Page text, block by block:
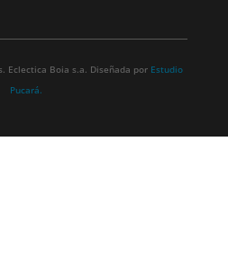
Eclectica Boia s.a. Diseñada por Estudio
Pucará.